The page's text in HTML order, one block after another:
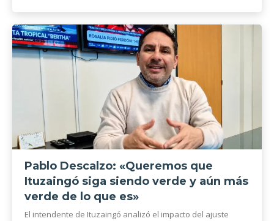
Pablo Descalzo: «Queremos que
Ituzaingó siga siendo verde y aún más
verde de lo que es»
El intendente de Ituzaingó analizó el impacto del ajuste